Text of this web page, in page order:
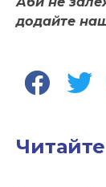
додайте